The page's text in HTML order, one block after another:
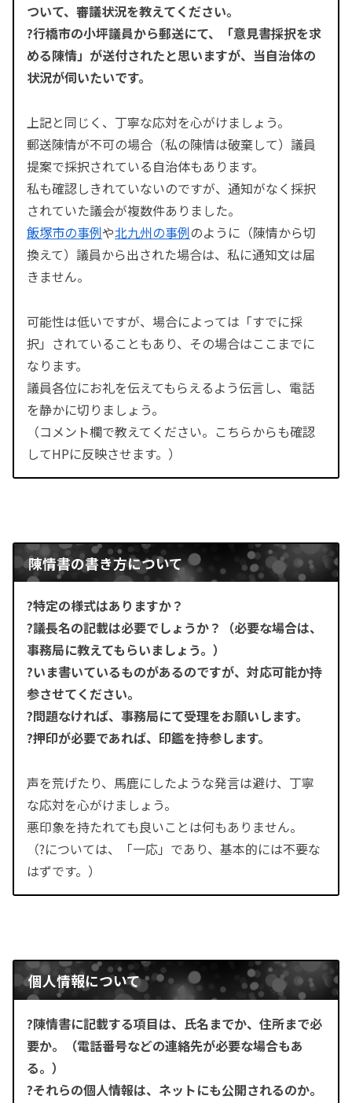
ついて、審議状況を教えてください。
?行橋市の小坪議員から郵送にて、「意見書採択を求
める陳情」が送付されたと思いますが、当自治体の
状況が伺いたいです。
上記と同じく、丁寧な応対を心がけましょう。
郵送陳情が不可の場合（私の陳情は破棄して）議員
提案で採択されている自治体もあります。
私も確認しきれていないのですが、通知がなく採択
されていた議会が複数件ありました。
飯塚市の事例や北九州の事例のように（陳情から切
換えて）議員から出された場合は、私に通知文は届
きません。
可能性は低いですが、場合によっては「すでに採
択」されていることもあり、その場合はここまでに
なります。
議員各位にお礼を伝えてもらえるよう伝言し、電話
を静かに切りましょう。
（コメント欄で教えてください。こちらからも確認
してHPに反映させます。）
陳情書の書き方について
?特定の様式はありますか？
?議長名の記載は必要でしょうか？（必要な場合は、
事務局に教えてもらいましょう。）
?いま書いているものがあるのですが、対応可能か持
参させてください。
?問題なければ、事務局にて受理をお願いします。
?押印が必要であれば、印鑑を持参します。
声を荒げたり、馬鹿にしたような発言は避け、丁寧
な応対を心がけましょう。
悪印象を持たれても良いことは何もありません。
（?については、「一応」であり、基本的には不要な
はずです。）
個人情報について
?陳情書に記載する項目は、氏名までか、住所まで必
要か。（電話番号などの連絡先が必要な場合もあ
る。）
?それらの個人情報は、ネットにも公開されるのか。